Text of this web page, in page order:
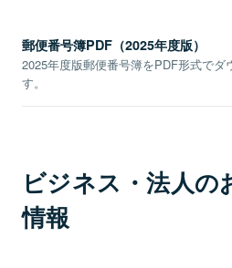
郵便番号簿PDF（2025年度版）
2025年度版郵便番号簿をPDF形式でダ
す。
ビジネス・法人の
情報